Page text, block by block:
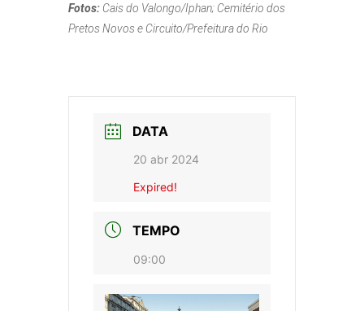
Fotos: Cais do Valongo/Iphan; Cemitério dos
Pretos Novos e Circuito/Prefeitura do Rio
DATA
20 abr 2024
Expired!
TEMPO
09:00